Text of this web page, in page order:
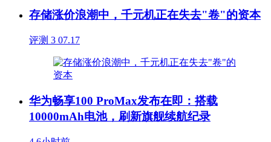
存储涨价浪潮中，千元机正在失去"卷"的资本
评测 3 07.17
华为畅享100 ProMax发布在即：搭载
10000mAh电池，刷新旗舰续航纪录